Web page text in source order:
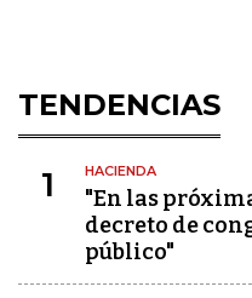
TENDENCIAS
1 HACIENDA
"En las
decreto de
público"